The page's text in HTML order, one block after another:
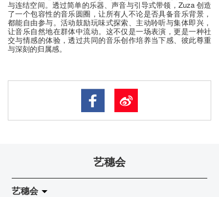
与连结空间。透过简单的乐器、声音与引导式带领，Zuza 创造
了一个包容性的音乐圆圈，让所有人不论是否具备音乐背景，
都能自由参与。活动鼓励玩味式探索、主动聆听与集体即兴，
让音乐自然地在群体中流动。这不仅是一场表演，更是一种社
交与情感的体验，透过共同的音乐创作培养当下感、彼此尊重
与深刻的归属感。
艺穗会
艺穗会